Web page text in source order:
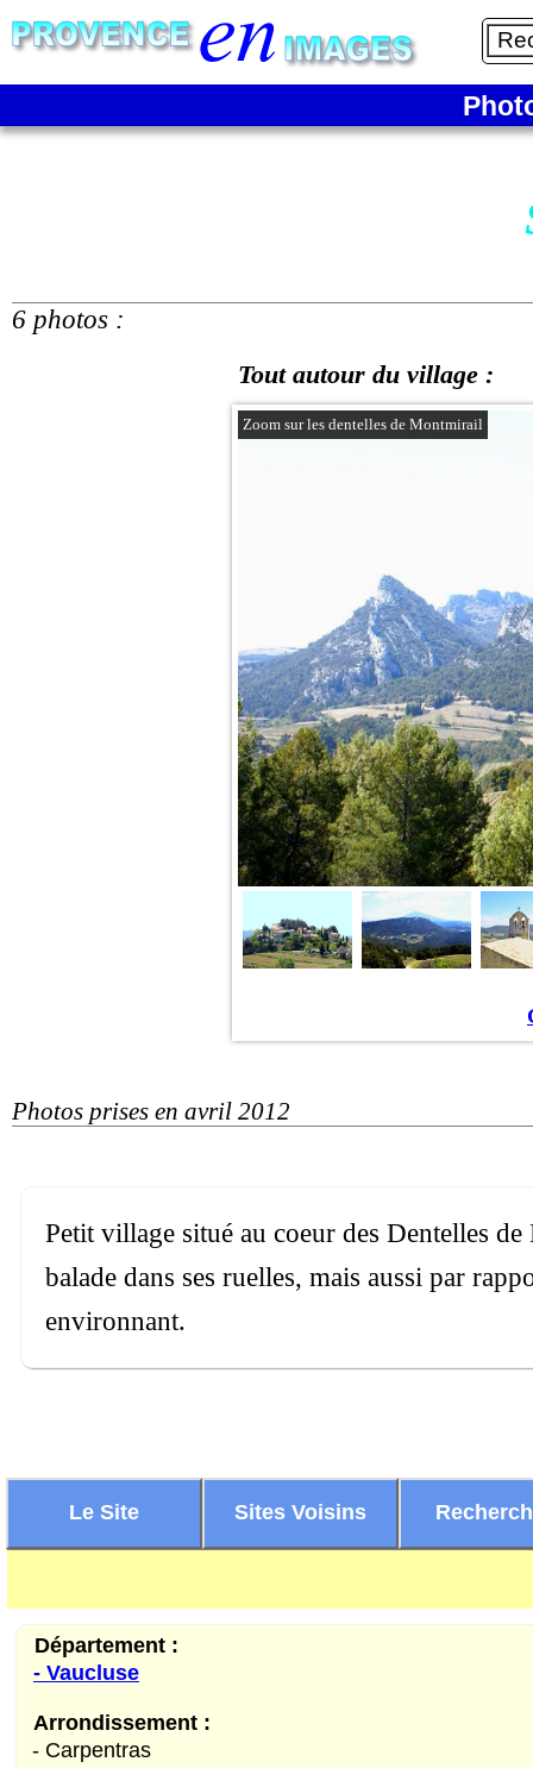
6 photos :
Tout autour du village :
Zoom sur les dentelles de Montmirail
Photos prises en avril 2012
Petit village situé au coeur des Dentelles
balade dans ses ruelles, mais aussi par
environnant.
Le Site Sites Voisins
Département :
- Vaucluse
Arrondissement :
- Carpentras